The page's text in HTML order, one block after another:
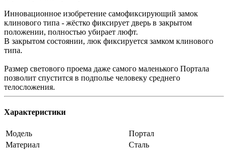
Инновационное изобретение самофиксирующий замок
клинового типа - жёстко фиксирует дверь в закрытом
положении, полностью убирает люфт.
В закрытом состоянии, люк фиксируется замком клинового
типа.
Размер светового проема даже самого маленького Портала
позволит спустится в подполье человеку среднего
телосложения.
Характеристики
Модель
Портал
Материал
Сталь